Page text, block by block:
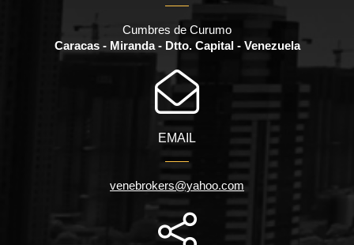
Cumbres de Curumo
Caracas - Miranda - Dtto. Capital - Venezuela
EMAIL
venebrokers@yahoo.com